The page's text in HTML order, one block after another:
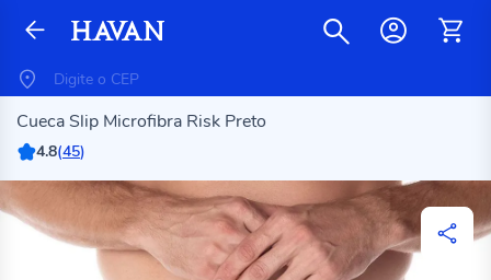
Cueca Slip Microfibra Risk Preto
4.8(45)